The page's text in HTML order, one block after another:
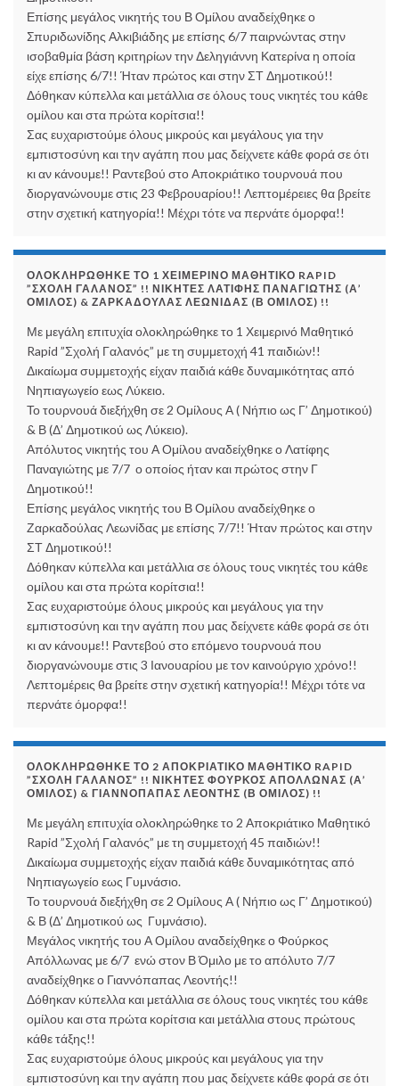
Επίσης μεγάλος νικητής του Β Ομίλου αναδείχθηκε ο
Σπυριδωνίδης Αλκιβιάδης με επίσης 6/7 παιρνώντας στην
ισοβαθμία βάση κριτηρίων την Δεληγιάννη Κατερίνα η οποία
είχε επίσης 6/7!! Ήταν πρώτος και στην ΣΤ Δημοτικού!!
Δόθηκαν κύπελλα και μετάλλια σε όλους τους νικητές του κάθε
ομίλου και στα πρώτα κορίτσια!!
Σας ευχαριστούμε όλους μικρούς και μεγάλους για την
εμπιστοσύνη και την αγάπη που μας δείχνετε κάθε φορά σε ότι
κι αν κάνουμε!! Ραντεβού στο Αποκριάτικο τουρνουά που
διοργανώνουμε στις 23 Φεβρουαρίου!! Λεπτομέρειες θα βρείτε
στην σχετική κατηγορία!! Μέχρι τότε να περνάτε όμορφα!!
ΟΛΟΚΛΗΡΏΘΗΚΕ ΤΟ 1 ΧΕΙΜΕΡΙΝΌ ΜΑΘΗΤΙΚΌ RAPID
”ΣΧΟΛΉ ΓΑΛΑΝΌΣ” !! ΝΙΚΗΤΈΣ ΛΑΤΊΦΗΣ ΠΑΝΑΓΙΏΤΗΣ (Α’
ΌΜΙΛΟΣ) & ΖΑΡΚΑΔΟΎΛΑΣ ΛΕΩΝΊΔΑΣ (Β ΌΜΙΛΟΣ) !!
Με μεγάλη επιτυχία ολοκληρώθηκε το 1 Χειμερινό Μαθητικό
Rapid ”Σχολή Γαλανός” με τη συμμετοχή 41 παιδιών!!
Δικαίωμα συμμετοχής είχαν παιδιά κάθε δυναμικότητας από
Νηπιαγωγείο εως Λύκειο.
Το τουρνουά διεξήχθη σε 2 Ομίλους Α ( Νήπιο ως Γ’ Δημοτικού)
& Β (Δ’ Δημοτικού ως Λύκειο).
Απόλυτος νικητής του Α Ομίλου αναδείχθηκε ο Λατίφης
Παναγιώτης με 7/7 ο οποίος ήταν και πρώτος στην Γ
Δημοτικού!!
Επίσης μεγάλος νικητής του Β Ομίλου αναδείχθηκε ο
Ζαρκαδούλας Λεωνίδας με επίσης 7/7!! Ήταν πρώτος και στην
ΣΤ Δημοτικού!!
Δόθηκαν κύπελλα και μετάλλια σε όλους τους νικητές του κάθε
ομίλου και στα πρώτα κορίτσια!!
Σας ευχαριστούμε όλους μικρούς και μεγάλους για την
εμπιστοσύνη και την αγάπη που μας δείχνετε κάθε φορά σε ότι
κι αν κάνουμε!! Ραντεβού στο επόμενο τουρνουά που
διοργανώνουμε στις 3 Ιανουαρίου με τον καινούργιο χρόνο!!
Λεπτομέρεις θα βρείτε στην σχετική κατηγορία!! Μέχρι τότε να
περνάτε όμορφα!!
ΟΛΟΚΛΗΡΏΘΗΚΕ ΤΟ 2 ΑΠΟΚΡΙΆΤΙΚΟ ΜΑΘΗΤΙΚΌ RAPID
”ΣΧΟΛΉ ΓΑΛΑΝΌΣ” !! ΝΙΚΗΤΈΣ ΦΟΎΡΚΟΣ ΑΠΌΛΛΩΝΑΣ (Α’
ΌΜΙΛΟΣ) & ΓΙΑΝΝΌΠΑΠΑΣ ΛΕΟΝΤΉΣ (Β ΌΜΙΛΟΣ) !!
Με μεγάλη επιτυχία ολοκληρώθηκε το 2 Αποκριάτικο Μαθητικό
Rapid ”Σχολή Γαλανός” με τη συμμετοχή 45 παιδιών!!
Δικαίωμα συμμετοχής είχαν παιδιά κάθε δυναμικότητας από
Νηπιαγωγείο εως Γυμνάσιο.
Το τουρνουά διεξήχθη σε 2 Ομίλους Α ( Νήπιο ως Γ’ Δημοτικού)
& Β (Δ’ Δημοτικού ως Γυμνάσιο).
Μεγάλος νικητής του Α Ομίλου αναδείχθηκε ο Φούρκος
Απόλλωνας με 6/7 ενώ στον Β Όμιλο με το απόλυτο 7/7
αναδείχθηκε ο Γιαννόπαπας Λεοντής!!
Δόθηκαν κύπελλα και μετάλλια σε όλους τους νικητές του κάθε
ομίλου και στα πρώτα κορίτσια και μετάλλια στους πρώτους
κάθε τάξης!!
Σας ευχαριστούμε όλους μικρούς και μεγάλους για την
εμπιστοσύνη και την αγάπη που μας δείχνετε κάθε φορά σε ότι